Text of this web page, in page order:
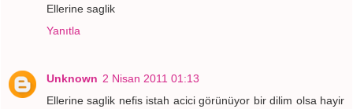
Ellerine saglik
Yanıtla
Unknown 2 Nisan 2011 01:13
Ellerine saglik nefis istah acici görünüyor bir dilim olsa hayir